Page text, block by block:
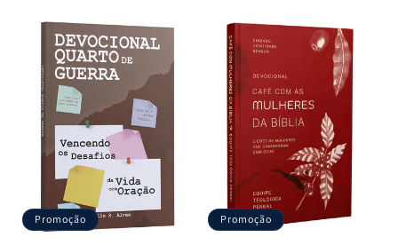
Promoção Promoção